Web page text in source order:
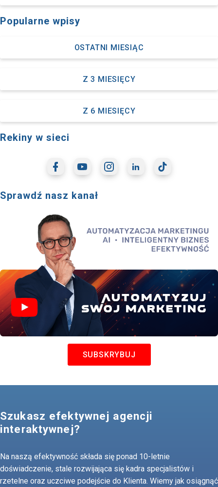
Popularne wpisy
OSTATNI MIESIĄC
Z 3 MIESIĘCY
Z 6 MIESIĘCY
Rekiny w sieci
Sprawdź nasz kanał
SUBSKRYBUJ
Szukasz efektywnej agencji
interaktywnej?
Na naszą efektywność składa się ponad 10-letnie
doświadczenie, stale rozwijająca się kadra specjalistów i
rzetelne oraz uczciwe podejście do Klienta. Wiemy jak osiągnąć